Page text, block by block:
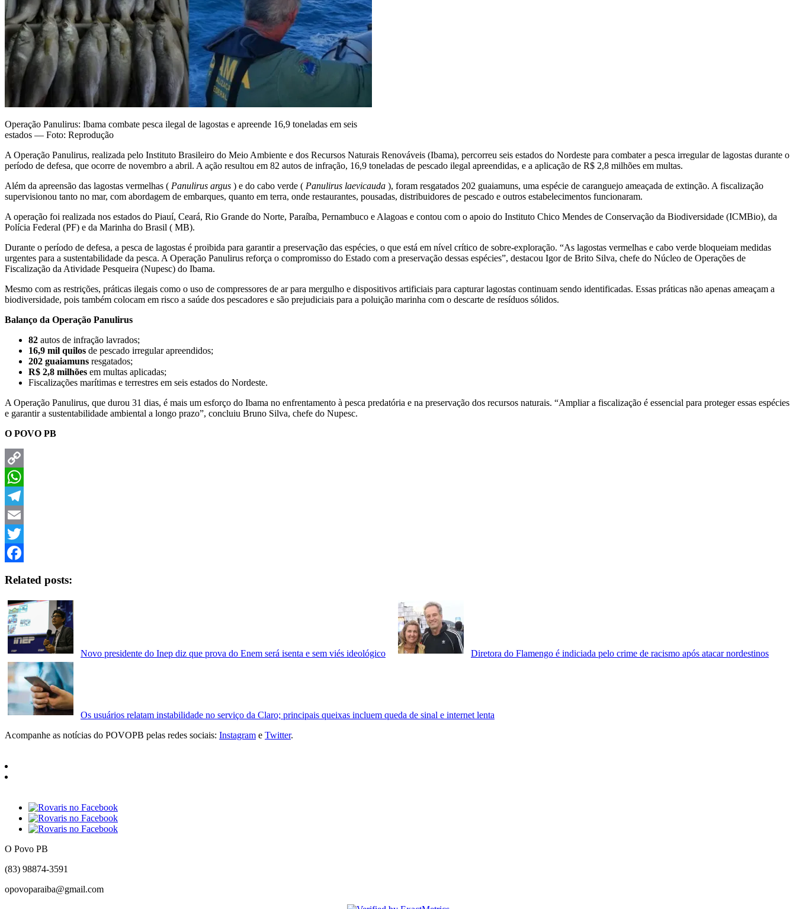
Operação Panulirus: Ibama combate pesca ilegal de lagostas e apreende 16,9 toneladas em seis
estados — Foto: Reprodução
A Operação Panulirus, realizada pelo Instituto Brasileiro do Meio Ambiente e dos Recursos Naturais Renováveis ​​(Ibama), percorreu seis estados do Nordeste para combater a pesca irregular de lagostas durante o
período de defesa, que ocorre de novembro a abril. A ação resultou em 82 autos de infração, 16,9 toneladas de pescado ilegal apreendidas, e a aplicação de R$ 2,8 milhões em multas.
Além da apreensão das lagostas vermelhas ( Panulirus argus ) e do cabo verde ( Panulirus laevicauda ), foram resgatados 202 guaiamuns, uma espécie de caranguejo ameaçada de extinção. A fiscalização
supervisionou tanto no mar, com abordagem de embarques, quanto em terra, onde restaurantes, pousadas, distribuidores de pescado e outros estabelecimentos funcionaram.
A operação foi realizada nos estados do Piauí, Ceará, Rio Grande do Norte, Paraíba, Pernambuco e Alagoas e contou com o apoio do Instituto Chico Mendes de Conservação da Biodiversidade (ICMBio), da
Polícia Federal (PF) e da Marinha do Brasil ( MB).
Durante o período de defesa, a pesca de lagostas é proibida para garantir a preservação das espécies, o que está em nível crítico de sobre-exploração. “As lagostas vermelhas e cabo verde bloqueiam medidas
urgentes para a sustentabilidade da pesca. A Operação Panulirus reforça o compromisso do Estado com a preservação dessas espécies”, destacou Igor de Brito Silva, chefe do Núcleo de Operações de
Fiscalização da Atividade Pesqueira (Nupesc) do Ibama.
Mesmo com as restrições, práticas ilegais como o uso de compressores de ar para mergulho e dispositivos artificiais para capturar lagostas continuam sendo identificadas. Essas práticas não apenas ameaçam a
biodiversidade, pois também colocam em risco a saúde dos pescadores e são prejudiciais para a poluição marinha com o descarte de resíduos sólidos.
Balanço da Operação Panulirus
82 autos de infração lavrados;
16,9 mil quilos de pescado irregular apreendidos;
202 guaiamuns resgatados;
R$ 2,8 milhões em multas aplicadas;
Fiscalizações marítimas e terrestres em seis estados do Nordeste.
A Operação Panulirus, que durou 31 dias, é mais um esforço do Ibama no enfrentamento à pesca predatória e na preservação dos recursos naturais. “Ampliar a fiscalização é essencial para proteger essas espécies
e garantir a sustentabilidade ambiental a longo prazo”, concluiu Bruno Silva, chefe do Nupesc.
O POVO PB
Copy
Link
WhatsApp
Telegram
Email
Twitter
Related posts:
Novo presidente do Inep diz que prova do Enem será isenta e sem viés ideológico Diretora do Flamengo é indiciada pelo crime de racismo após atacar nordestinos
Os usuários relatam instabilidade no serviço da Claro; principais queixas incluem queda de sinal e internet lenta
Acompanhe as notícias do POVOPB pelas redes sociais: Instagram e Twitter.
O Povo PB
(83) 98874-3591
opovoparaiba@gmail.com